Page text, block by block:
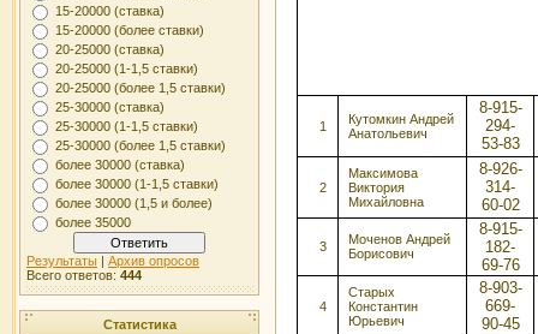
15-20000 (ставка)
15-20000 (более ставки)
20-25000 (ставка)
20-25000 (1-1,5 ставки)
20-25000 (более 1,5 ставки)
25-30000 (ставка)
25-30000 (1-1,5 ставки)
25-30000 (более 1,5 ставки)
более 30000 (ставка)
более 30000 (1-1,5 ставки)
более 30000 (1,5 и более)
более 35000
Результаты | Архив опросов
Всего ответов: 444
Статистика
1
Кутомкин Андрей
Анатольевич
8-915-
294-
53-83
2
Максимова
Виктория
Михайловна
8-926-
314-
60-02
3
Моченов Андрей
Борисович
8-915-
182-
69-76
4
Старых
Константин
Юрьевич
8-903-
669-
90-45